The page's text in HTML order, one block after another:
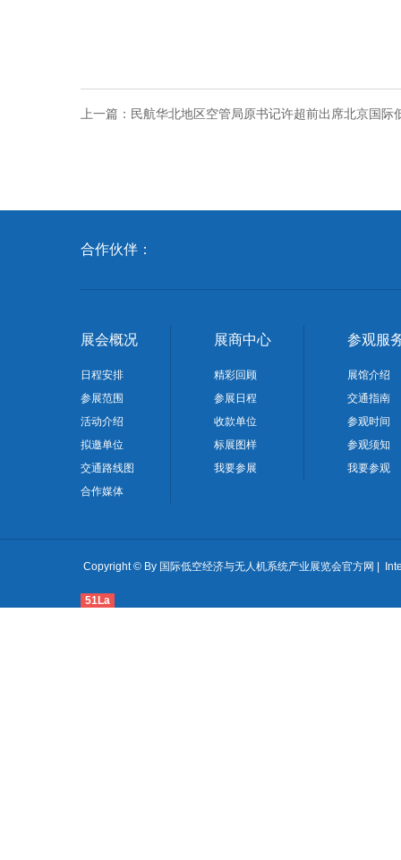
上一篇： 民航华北地区空管局原书记许超前出席北京国际
合作伙伴：
展会概况
日程安排
参展范围
活动介绍
拟邀单位
交通路线图
合作媒体
展商中心
精彩回顾
参展日程
收款单位
标展图样
我要参展
参观服
展馆介绍
交通指南
参观时间
参观须知
我要参观
Copyright © By 国际低空经济与无人机系统产业展览会官方网 |
51La